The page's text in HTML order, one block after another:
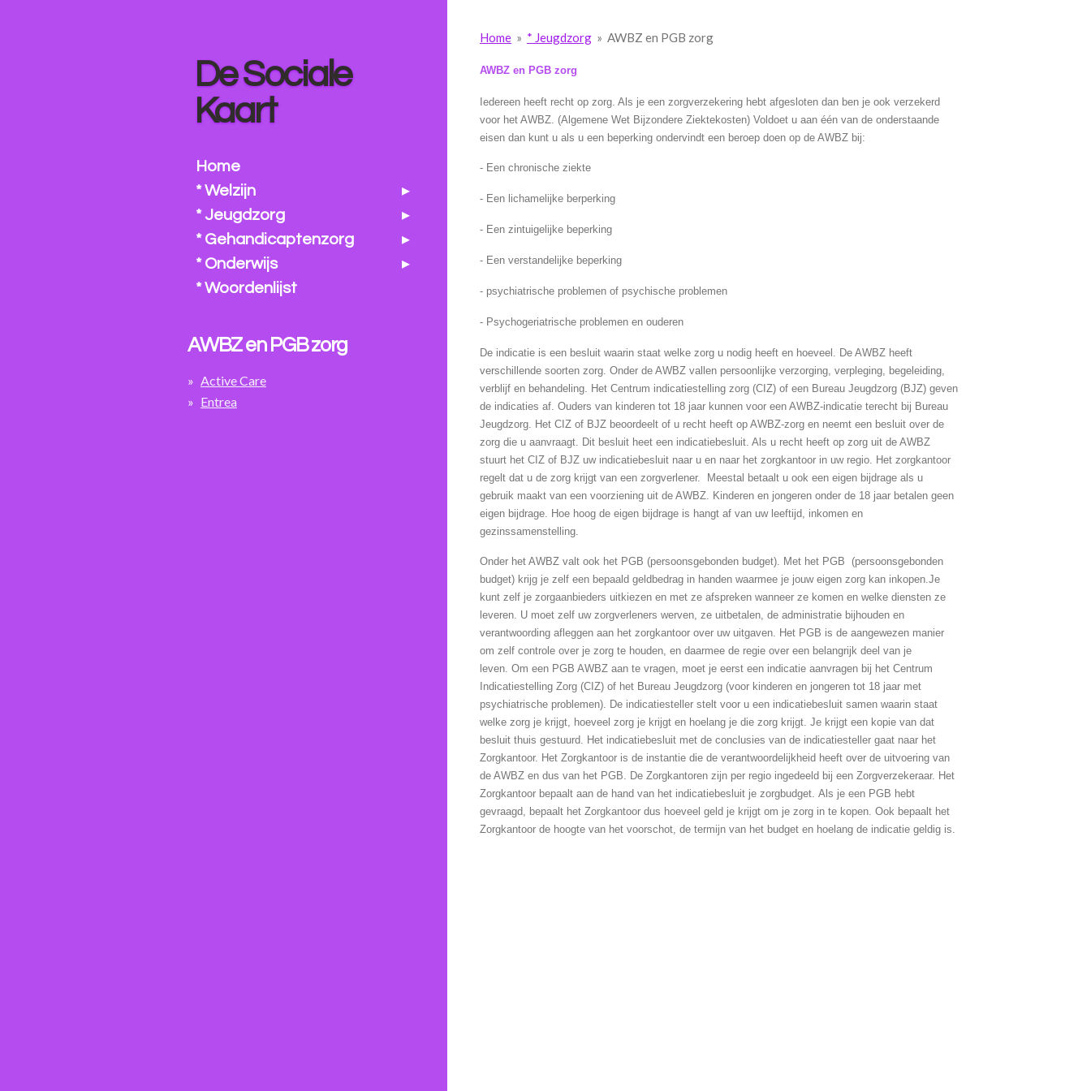
Home » * Jeugdzorg » AWBZ en PGB zorg
AWBZ en PGB zorg
Iedereen heeft recht op zorg. Als je een zorgverzekering hebt afgesloten dan ben je ook verzekerd
voor het AWBZ. (Algemene Wet Bijzondere Ziektekosten) Voldoet u aan één van de onderstaande
eisen dan kunt u als u een beperking ondervindt een beroep doen op de AWBZ bij:
- Een chronische ziekte
- Een lichamelijke berperking
- Een zintuigelijke beperking
- Een verstandelijke beperking
- psychiatrische problemen of psychische problemen
- Psychogeriatrische problemen en ouderen
De indicatie is een besluit waarin staat welke zorg u nodig heeft en hoeveel. DeAWBZ heeft
verschillende soorten zorg. Onder de AWBZ vallen persoonlijke verzorging, verpleging, begeleiding,
verblijf en behandeling. Het Centrum indicatiestelling zorg (CIZ) of een Bureau Jeugdzorg (BJZ) geven
de indicaties af. Ouders van kinderen tot 18 jaar kunnen voor een AWBZ-indicatie terecht bij Bureau
Jeugdzorg. Het CIZ of BJZ beoordeelt of u recht heeft op AWBZ-zorg en neemt een besluit over de
zorg die u aanvraagt. Dit besluit heet een indicatiebesluit. Als u recht heeft op zorg uit de AWBZ
stuurt het CIZ of BJZ uw indicatiebesluit naar u en naar het zorgkantoor in uw regio. Het zorgkantoor
regelt dat u de zorg krijgt van een zorgverlener. Meestal betaalt u ook een eigen bijdrage als u
gebruik maakt van een voorziening uit de AWBZ. Kinderen en jongeren onder de 18 jaar betalen geen
eigen bijdrage. Hoe hoog de eigen bijdrage is hangt af van uw leeftijd, inkomen en
gezinssamenstelling.
Onder het AWBZ valt ook het PGB (persoonsgebonden budget). Met het PGB (persoonsgebonden
budget) krijg je zelf een bepaald geldbedrag in handen waarmee je jouw eigen zorg kan inkopen.Je
kunt zelf je zorgaanbieders uitkiezen en met ze afspreken wanneer ze komen en welke diensten ze
leveren. U moet zelf uw zorgverleners werven, ze uitbetalen, de administratie bijhouden en
verantwoording afleggen aan het zorgkantoor over uw uitgaven. Het PGB is de aangewezen manier
om zelf controle over je zorg te houden, en daarmee de regie over een belangrijk deel van je
leven. Omeen PGB AWBZ aan te vragen, moet je eerst een indicatie aanvragen bij het Centrum
Indicatiestelling Zorg (CIZ) of het Bureau Jeugdzorg (voor kinderen en jongeren tot 18 jaar met
psychiatrische problemen). De indicatiesteller stelt voor u een indicatiebesluit samen waarin staat
welke zorg je krijgt, hoeveel zorg je krijgt en hoelang je die zorg krijgt. Je krijgt een kopie van dat
besluit thuis gestuurd. Het indicatiebesluit met de conclusies van de indicatiesteller gaat naar het
Zorgkantoor. Het Zorgkantoor is de instantie die de verantwoordelijkheid heeft over de uitvoering van
de AWBZ en dus van het PGB. De Zorgkantoren zijn per regio ingedeeld bij een Zorgverzekeraar. Het
Zorgkantoor bepaalt aan de hand van het indicatiebesluit je zorgbudget. Als je een PGB hebt
gevraagd, bepaalt het Zorgkantoor dus hoeveel geld je krijgt om je zorg in te kopen. Ook bepaalt het
Zorgkantoor de hoogte van het voorschot, de termijn van het budget en hoelang de indicatie geldig is.
De Sociale
Kaart
Home
* Welzijn
* Jeugdzorg
* Gehandicaptenzorg
* Onderwijs
* Woordenlijst
AWBZ en PGB zorg
Active Care
Entrea